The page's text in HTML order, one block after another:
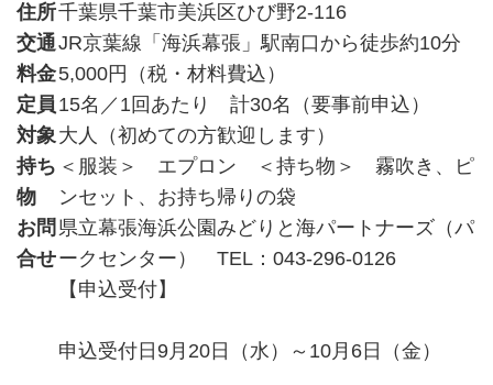
住所千葉県千葉市美浜区ひび野2-116
交通JR京葉線「海浜幕張」駅南口から徒歩約10分
料金5,000円（税・材料費込）
定員 15名／1回あたり 計30名（要事前申込）
対象大人（初めての方歓迎します）
持ち
物
＜服装＞ エプロン ＜持ち物＞ 霧吹き、ピ
ンセット、お持ち帰りの袋
お問
合せ
県立幕張海浜公園みどりと海パートナーズ（パ
ークセンター） TEL：043-296-0126
【申込受付】
申込受付日9月20日（水）～10月6日（金）